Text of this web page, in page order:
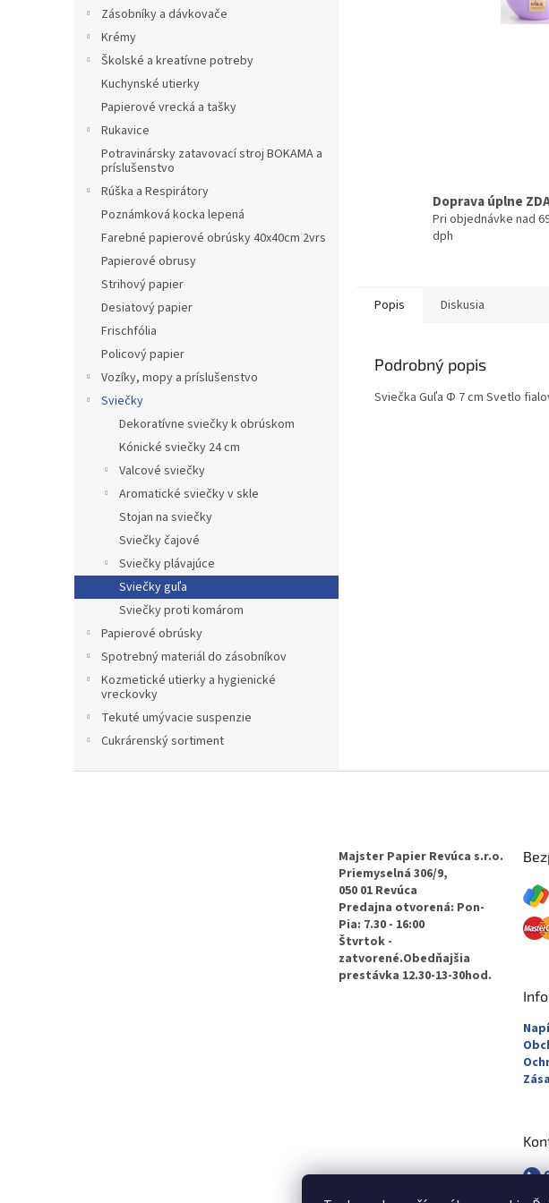
Zásobníky a dávkovače
Krémy
Školské a kreatívne potreby
Kuchynské utierky
Papierové vrecká a tašky
Rukavice
Potravinársky zatavovací stroj BOKAMA a
príslušenstvo
Rúška a Respirátory
Poznámková kocka lepená
Farebné papierové obrúsky 40x40cm 2vrs
Papierové obrusy
Strihový papier
Desiatový papier
Frischfólia
Policový papier
Vozíky, mopy a príslušenstvo
Sviečky
Dekoratívne sviečky k obrúskom
Kónické sviečky 24 cm
Valcové sviečky
Aromatické sviečky v skle
Stojan na sviečky
Sviečky čajové
Sviečky plávajúce
Sviečky guľa
Sviečky proti komárom
Papierové obrúsky
Spotrebný materiál do zásobníkov
Kozmetické utierky a hygienické
vreckovky
Tekuté umývacie suspenzie
Cukrárenský sortiment
Doprava úplne
Pri objednávke nad
dph
Popis Diskusia
Podrobný popis
Sviečka Guľa Φ 7 cm Svetlo
Majster Papier Revúca s.r.o.
Priemyselná 306/9,
050 01 Revúca
Predajna otvorená: Pon-
Pia: 7.30 - 16:00
Štvrtok -
zatvorené.Obedňajšia
prestávka 12.30-13-30hod.